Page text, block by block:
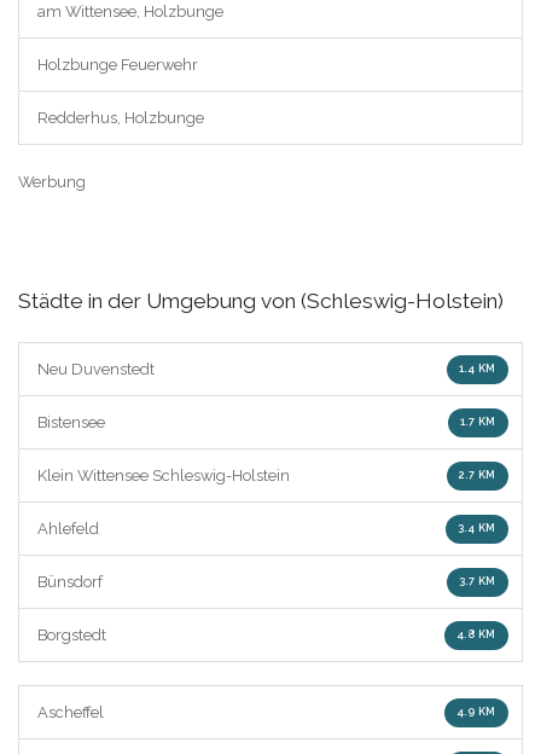
am Wittensee, Holzbunge
Holzbunge Feuerwehr
Redderhus, Holzbunge
Werbung
Städte in der Umgebung von (Schleswig-Holstein)
Neu Duvenstedt 1.4 KM
Bistensee 1.7 KM
Klein Wittensee Schleswig-Holstein 2.7 KM
Ahlefeld 3.4 KM
Bünsdorf 3.7 KM
Borgstedt 4.8 KM
Ascheffel 4.9 KM